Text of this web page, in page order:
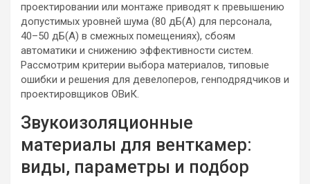
проектировании или монтаже приводят к превышению
допустимых уровней шума (80 дБ(А) для персонала,
40–50 дБ(А) в смежных помещениях), сбоям
автоматики и снижению эффективности систем.
Рассмотрим критерии выбора материалов, типовые
ошибки и решения для девелоперов, генподрядчиков и
проектировщиков ОВиК.
Звукоизоляционные
материалы для венткамер:
виды, параметры и подбор